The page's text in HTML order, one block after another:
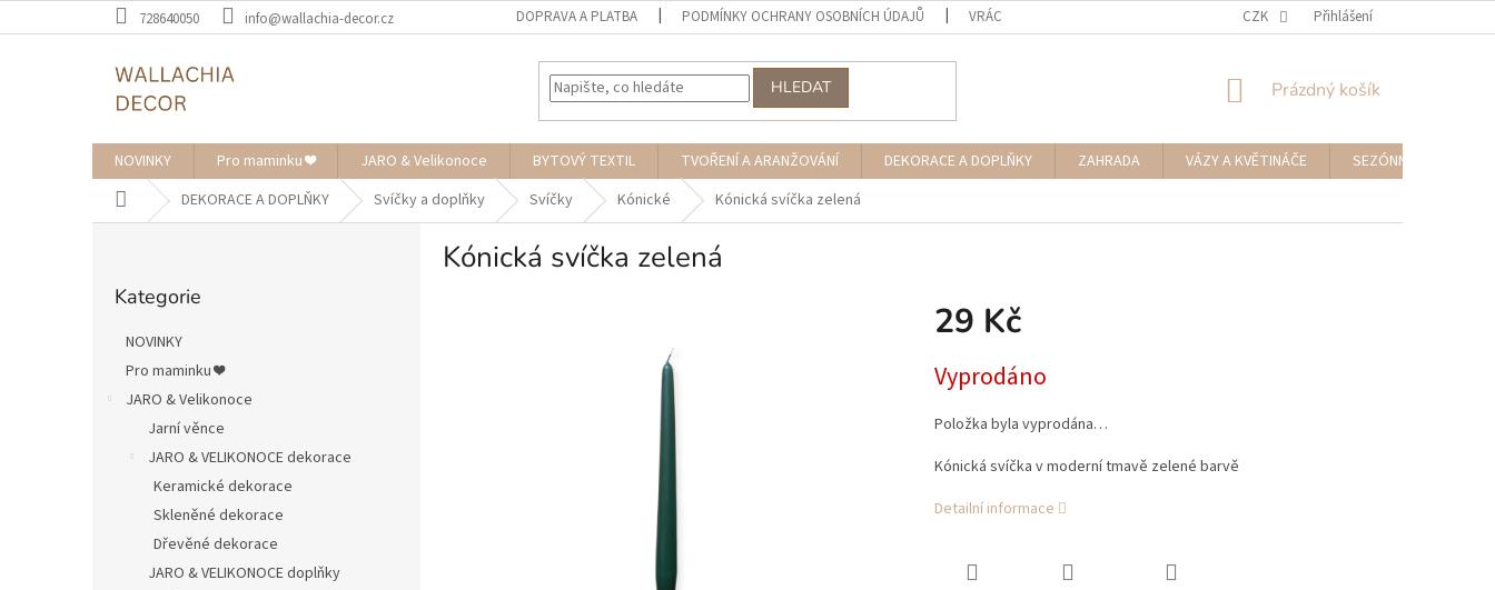
na
728640050 info@wallachia-decor.cz DOPRAVA A PLATBA PODMÍNKY OCHRANY OSOBNÍCH ÚDAJŮ VRÁCENÍ ZBOŽÍ A REKLAMACE NAPIŠTE NÁM
CZK Přihlášení
HLEDAT
NÁKUPNÍ
Prázdný košík
NOVINKY Pro maminku ❤️ JARO & Velikonoce BYTOVÝ TEXTIL TVOŘENÍ A ARANŽOVÁNÍ DEKORACE A DOPLŇKY ZAHRADA VÁZY A KVĚTINÁČE
SEZÓNNÍ DEKORACE
Domů DEKORACE A DOPLŇKY Svíčky a doplňky Svíčky Kónické Kónická svíčka zelená
kategorie
Kategorie
NOVINKY
Pro maminku ❤️
JARO & Velikonoce
Jarní věnce
JARO & VELIKONOCE dekorace
Keramické dekorace
Skleněné dekorace
Dřevěné dekorace
JARO & VELIKONOCE doplňky
Kónická svíčka zelená
29 Kč
cena:
Vyprodáno
Položka byla vyprodána…
Kónická svíčka v moderní tmavě zelené barvě
Detailní informace